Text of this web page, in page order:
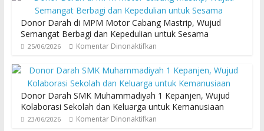
Donor Darah di MPM Motor Cabang Mastrip, Wujud
Semangat Berbagi dan Kepedulian untuk Sesama
25/06/2026 Komentar Dinonaktifkan
Donor Darah SMK Muhammadiyah 1 Kepanjen, Wujud
Kolaborasi Sekolah dan Keluarga untuk Kemanusiaan
23/06/2026 Komentar Dinonaktifkan